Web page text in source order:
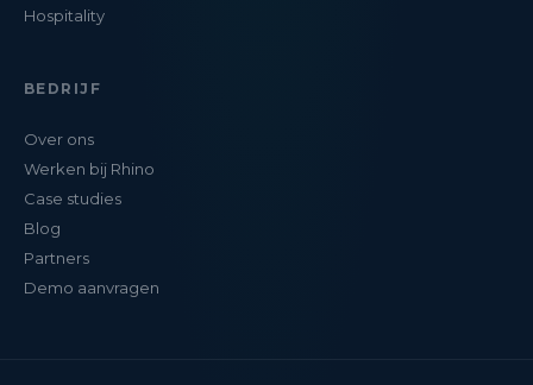
Hospitality
BEDRIJF
Over ons
Werken bij Rhino
Case studies
Blog
Partners
Demo aanvragen